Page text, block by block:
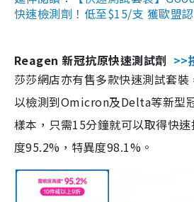
快速檢測劑！低至$15/支 獲歐盟
Reagen 新冠抗原快速測試劑 >>
莎莎網店亦有售多款快速測試套
以檢測到Omicron及Delta等新型
樣本，只需15分鐘就可以取得快
度95.2%，特異度98.1%。